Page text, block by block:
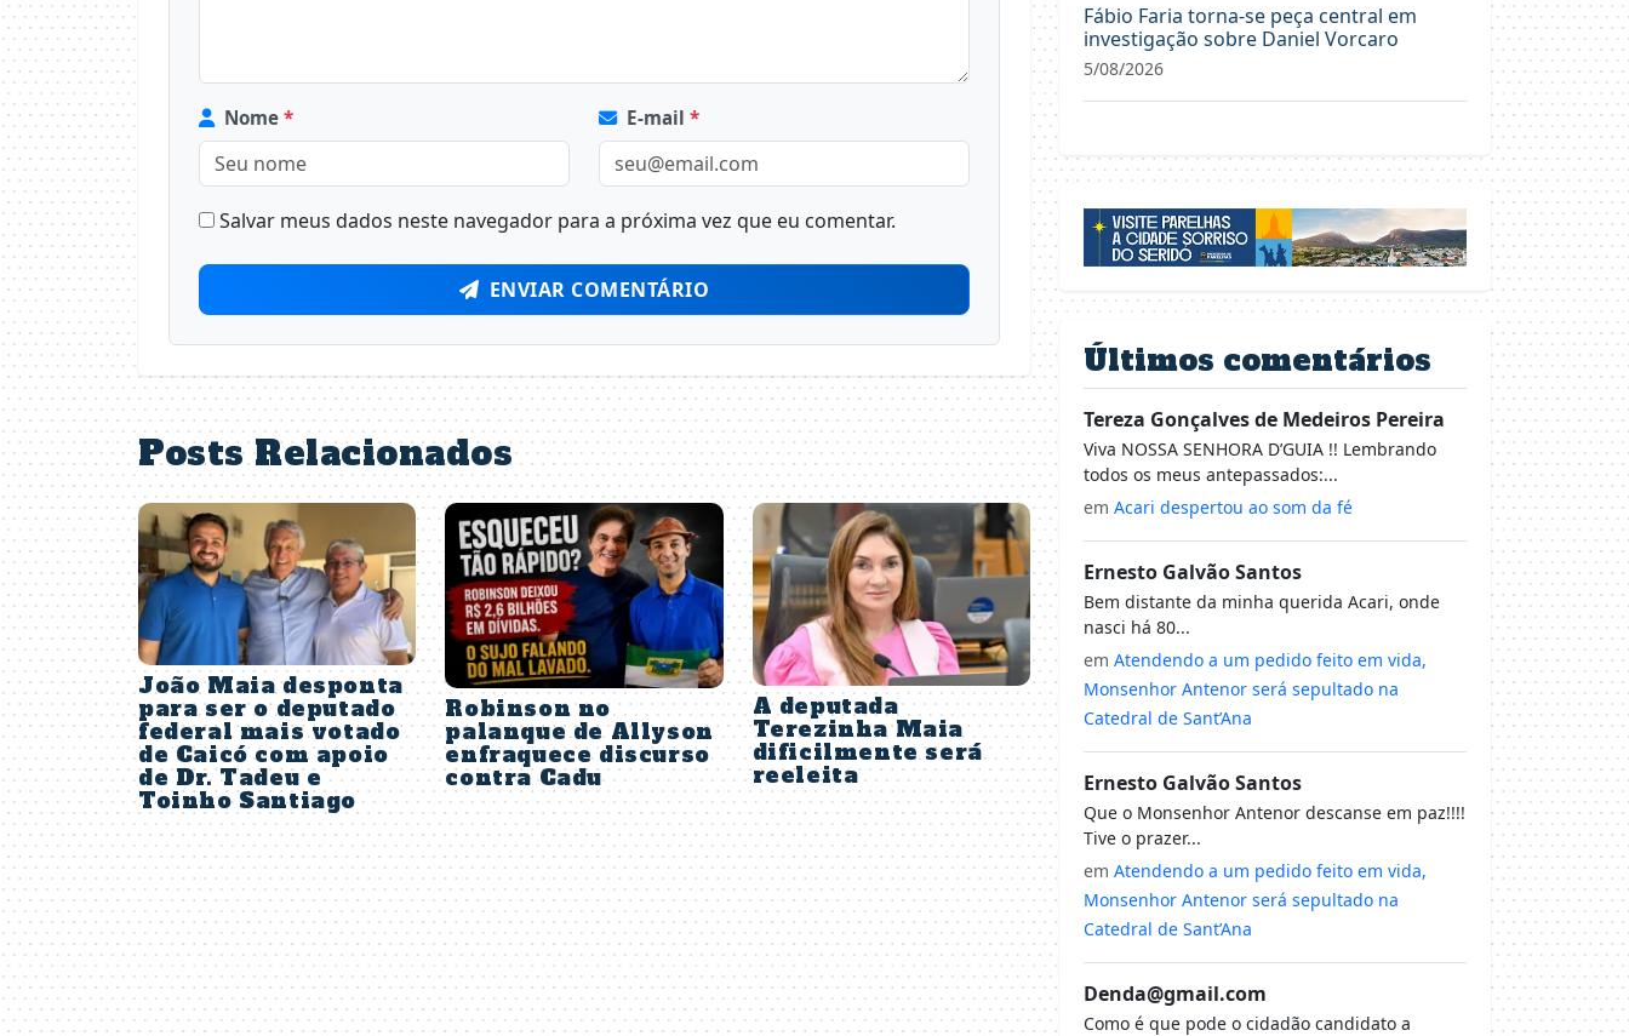
Nome * E-mail *
Salvar meus dados neste navegador para a próxima vez que eu comentar.
ENVIAR COMENTÁRIO
Posts Relacionados
João Maia desponta
para ser o deputado
federal mais votado
de Caicó com apoio
de Dr. Tadeu e
Toinho Santiago
Robinson no
palanque de Allyson
enfraquece discurso
contra Cadu
A deputada
Terezinha Maia
dificilmente será
reeleita
Fábio Faria torna-se peça central em
investigação sobre Daniel Vorcaro
5/08/2026
Últimos comentários
Tereza Gonçalves de Medeiros Pereira
Viva NOSSA SENHORA D’GUIA !! Lembrando
todos os meus antepassados:...
em Acari despertou ao som da fé
Ernesto Galvão Santos
Bem distante da minha querida Acari, onde
nasci há 80...
em Atendendo a um pedido feito em vida,
Monsenhor Antenor será sepultado na
Catedral de Sant’Ana
Ernesto Galvão Santos
Que o Monsenhor Antenor descanse em paz!!!!
Tive o prazer...
em Atendendo a um pedido feito em vida,
Monsenhor Antenor será sepultado na
Catedral de Sant’Ana
Denda@gmail.com
Como é que pode o cidadão candidato a